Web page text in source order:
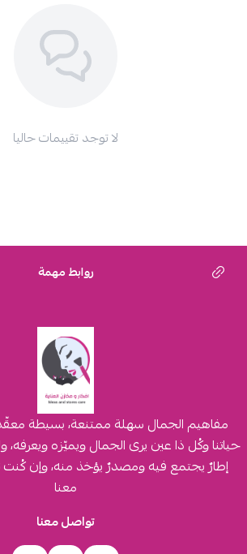
لا توجد تقييمات حاليا
روابط مهمة
مفاهيم الجمال سهلة ممتنعة، بسيطة
حياتنا وكُل ذا عين يرى الجمال ويميّزه ويعرفه،
إطارٌ يجتمع فيه ومصدرٌ يؤخذ منه، وإن
معنا
تواصل معنا